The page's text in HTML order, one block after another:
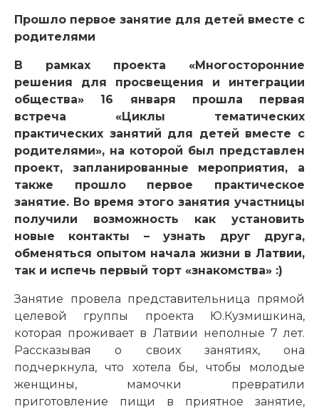
Прошло первое занятие для детей вместе с
родителями
В рамках проекта «Многосторонние
решения для просвещения и интеграции
общества» 16 января прошла первая
встреча «Циклы тематических
практических занятий для детей вместе с
родителями», на которой был представлен
проект, запланированные мероприятия, а
также прошло первое практическое
занятие. Во время этого занятия участницы
получили возможность как установить
новые контакты – узнать друг друга,
обменяться опытом начала жизни в Латвии,
так и испечь первый торт «знакомства» :)
Занятие провела представительница прямой
целевой группы проекта Ю.Кузмишкина,
которая проживает в Латвии неполные 7 лет.
Рассказывая о своих занятиях, она
подчеркнула, что хотела бы, чтобы молодые
женщины, мамочки превратили
приготовление пищи в приятное занятие,